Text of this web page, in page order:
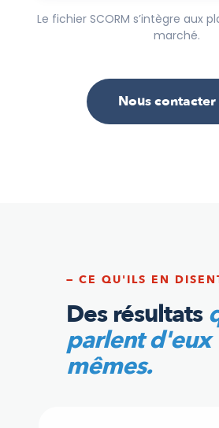
Le fichier SCORM s’intègre aux
marché.
Nous contacter
— CE QU'ILS EN
Des résultats
parlent d'eux
mêmes.